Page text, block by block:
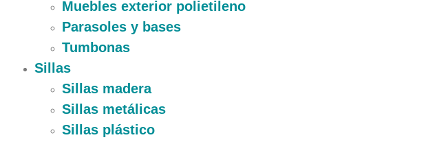
Muebles exterior polietileno
Parasoles y bases
Tumbonas
Sillas
Sillas madera
Sillas metálicas
Sillas plástico